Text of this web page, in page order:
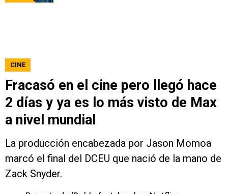
CINE
Fracasó en el cine pero llegó hace
2 días y ya es lo más visto de Max
a nivel mundial
La producción encabezada por Jason Momoa
marcó el final del DCEU que nació de la mano de
Zack Snyder.